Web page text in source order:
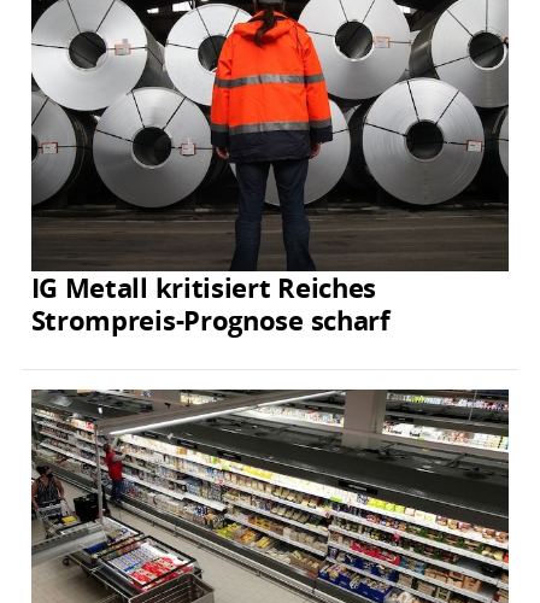
IG Metall kritisiert Reiches
Strompreis-Prognose scharf